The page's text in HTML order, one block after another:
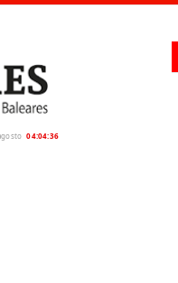
04:04:37